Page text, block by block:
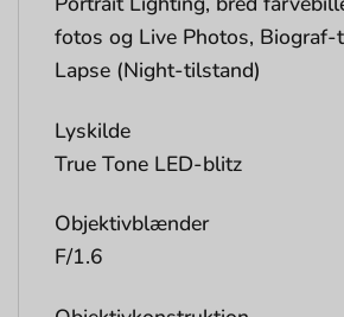
fotos og Live Photos, Biograf-
Lapse (Night-tilstand)
Lyskilde
True Tone LED-blitz
Objektivblænder
F/1.6